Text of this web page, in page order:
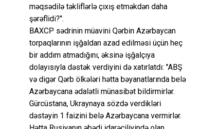
məqsədilə təkliflərlə çıxış etməkdən daha
şərəflidi?".
BAXCP sədrinin müavini Qərbin Azərbaycan
torpaqlarının işğaldan azad edilməsi üçün heç
bir addım atmadığını, əksinə işğalçıya
dolayısıyla dəstək verdiyini də xatırlatdı: "ABŞ
və digər Qərb ölkələri hətta bəyanatlarında belə
Azərbaycana ədalətli münasibət bildirmirlər.
Gürcüstana, Ukraynaya sözdə verdikləri
dəstəyin 1 faizini belə Azərbaycana vermirlər.